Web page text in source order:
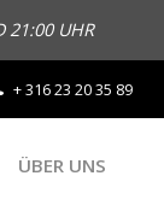
21:00 UHR
+ 316 23 20 35 89
ÜBER UNS